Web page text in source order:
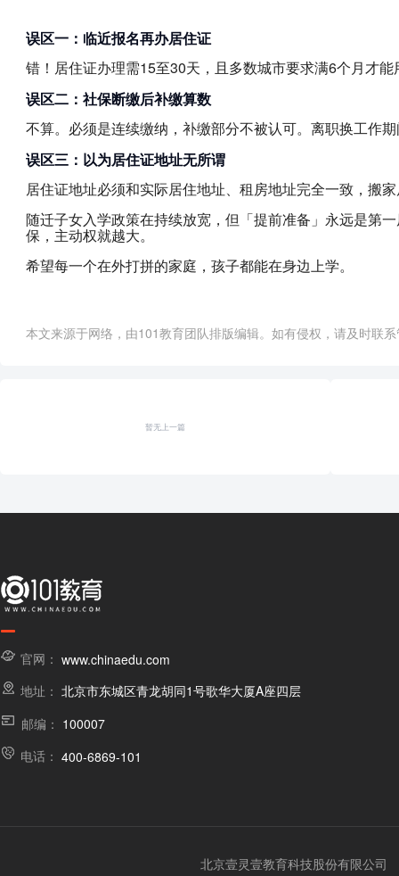
误区一：临近报名再办居住证
错！居住证办理需15至30天，且多数城市要求满6个月才
误区二：社保断缴后补缴算数
不算。必须是连续缴纳，补缴部分不被认可。离职换工作
误区三：以为居住证地址无所谓
居住证地址必须和实际居住地址、租房地址完全一致，搬
随迁子女入学政策在持续放宽，但「提前准备」永远是第
保，主动权就越大。
希望每一个在外打拼的家庭，孩子都能在身边上学。
本文来源于网络，由101教育团队排版编辑。如有侵权，请及时联
暂无上一篇
官网： www.chinaedu.com
地址： 北京市东城区青龙胡同1号歌华大厦A座四层
邮编： 100007
电话： 400-6869-101
北京壹灵壹教育科技股份有限公司